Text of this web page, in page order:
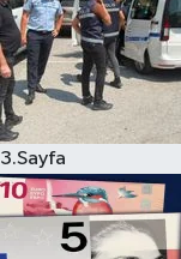
3.Sayfa